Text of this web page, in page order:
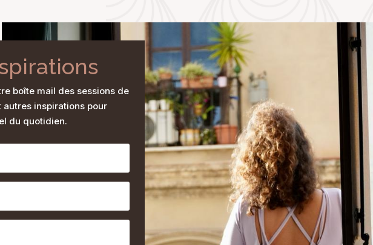
boîte mail des sessions de
inspirations pour
du quotidien.